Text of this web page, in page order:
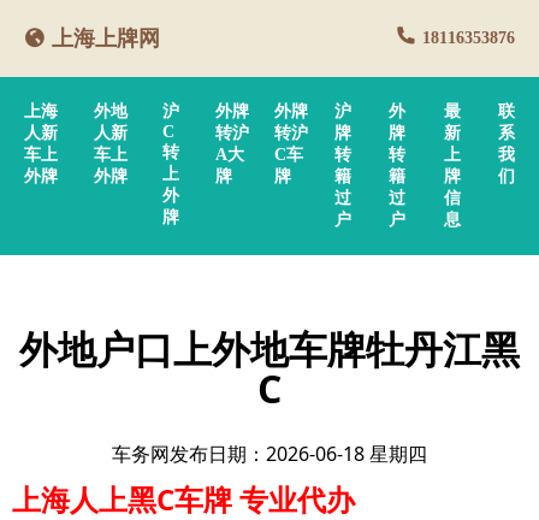
上海上牌网 18116353876
上海
人新
车上
外牌
外地
人新
车上
外牌
沪
C
转
上
外
牌
外牌
转沪
A大
牌
外牌
转沪
C车
牌
沪
牌
转
籍
过
户
外
牌
转
籍
过
户
最
新
上
牌
信
息
联
系
我
们
外地户口上外地车牌牡丹江黑
C
车务网发布日期：2026-06-18 星期四
上海人上黑C车牌专业代办